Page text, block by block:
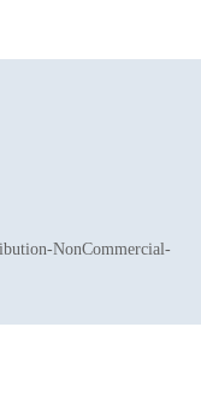
NonCommercial-